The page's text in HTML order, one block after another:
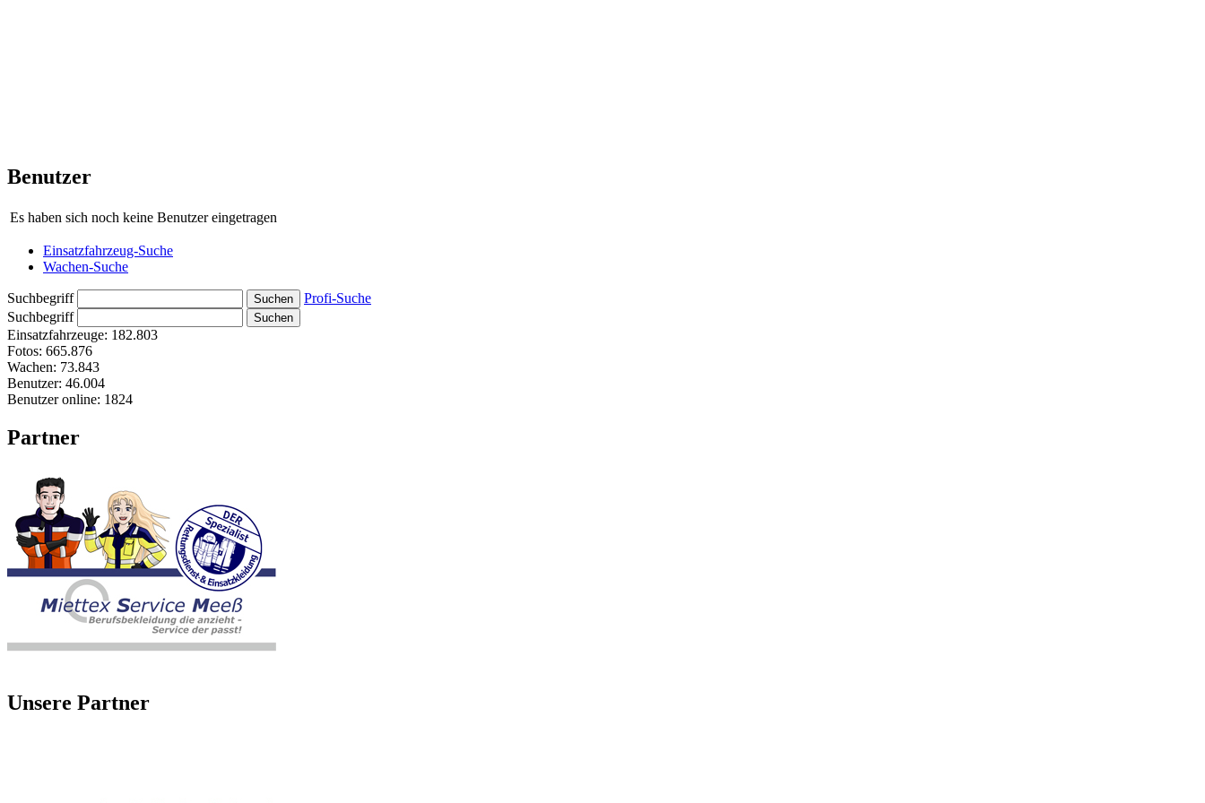
Benutzer
Es haben sich noch keine Benutzer eingetragen
Einsatzfahrzeug-Suche
Wachen-Suche
Suchbegriff
Profi-Suche
Suchbegriff
Einsatzfahrzeuge: 182.803
Fotos: 665.876
Wachen: 73.843
Benutzer: 46.004
Benutzer online: 1824
Partner
Unsere Partner